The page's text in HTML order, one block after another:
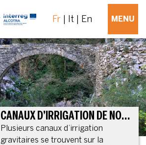
Fr It En MENU
CANAUX D’IRRIGATION DE NOCÉ ET DE LA BENDOLA
Plusieurs canaux d’irrigation
gravitaires se trouvent sur la